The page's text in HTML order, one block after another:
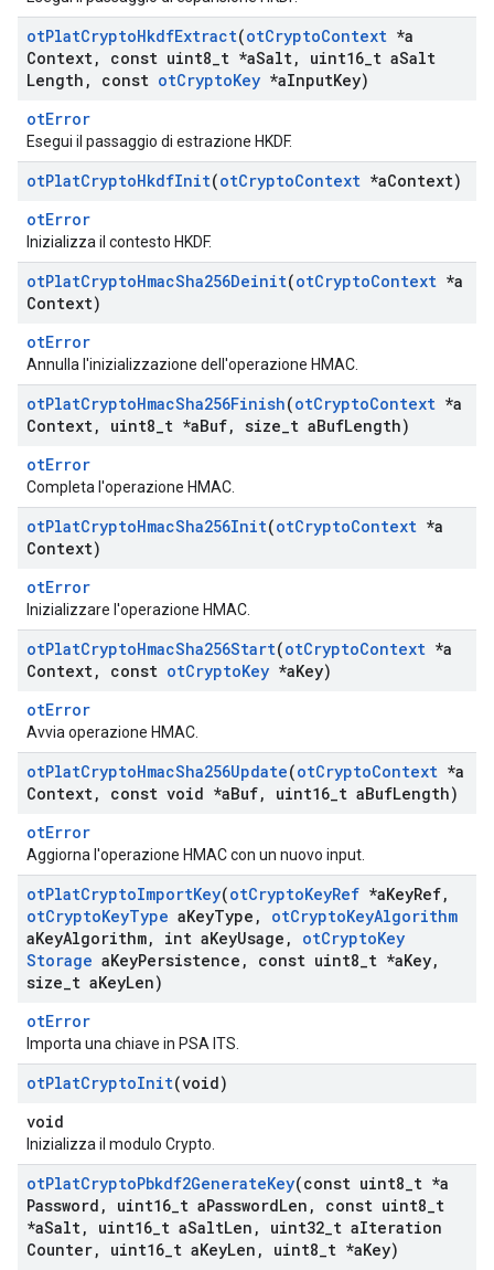
otPlatCryptoHkdfExtract(otCryptoContext *a
Context, const uint8 t *aSalt, uint16 t aSalt
Length , const otCryptoKey *aInputKey)
otError
Esegui il passaggio di estrazione HKDF.
otPlatCryptoHkdfInit(otCryptoContext *aContext)
otError
Inizializza il contesto HKDF.
otPlatCryptoHmacSha256Deinit(otCryptoContext *a
Context)
otError
Annulla l'inizializzazione dell'operazione HMAC.
otPlatCryptoHmacSha256Finish(otCryptoContext *a
Context, uint8 t *aBuf, size t aBufLength)
otError
Completa l'operazione HMAC.
otPlatCryptoHmacSha256Init(otCryptoContext *a
Context)
otError
Inizializzare l'operazione HMAC.
otPlatCryptoHmacSha256Start(otCryptoContext *a
Context, const otCryptoKey *aKey)
otError
Avvia operazione HMAC.
otPlatCryptoHmacSha256Update(otCryptoContext *a
Context, const void *aBuf, uint16 t aBufLength)
otError
Aggiorna l'operazione HMAC con un nuovo input.
otPlatCryptoImportKey(otCryptoKeyRef *aKeyRef,
otCryptoKeyType aKeyType , otCryptoKeyAlgorithm
aKeyAlgorithm, int aKeyUsage , otCryptoKey
Storage aKeyPersistence , const uint8 t *aKey,
size t aKeyLen)
otError
Importa una chiave in PSA ITS.
otPlatCryptoInit(void)
void
Inizializza il modulo Crypto.
otPlatCryptoPbkdf2GenerateKey(const uint8 t *a
Password , uint16 t aPasswordLen , const uint8 t
*aSalt, uint16 t aSaltLen , uint32 t aIteration
Counter, uint16 t aKeyLen , uint8 t *aKey)